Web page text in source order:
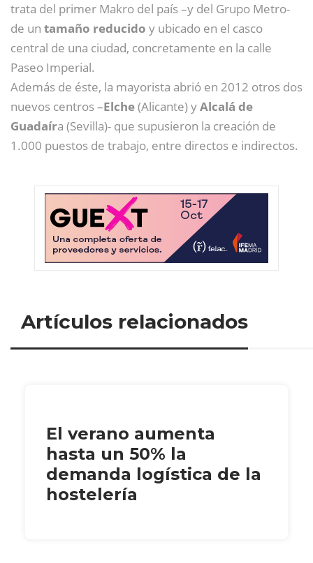
trata del primer Makro del país –y del Grupo Metro-
de un tamaño reducido y ubicado en el casco
central de una ciudad, concretamente en la calle
Paseo Imperial.
Además de éste, la mayorista abrió en 2012 otros dos
nuevos centros –Elche(Alicante) yAlcalá de
Guadaíra (Sevilla)- que supusieron la creación de
1.000 puestos de trabajo, entre directos e indirectos.
Artículos relacionados
El verano aumenta
hasta un 50% la
demanda logística de la
hostelería